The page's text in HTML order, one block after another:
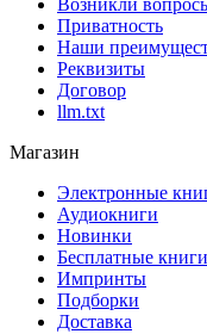
Возникли
Приватность
Наши
Реквизиты
Договор
llm.txt
Магазин
Электронные
Аудиокниги
Новинки
Бесплатные книги
Импринты
Подборки
Доставка